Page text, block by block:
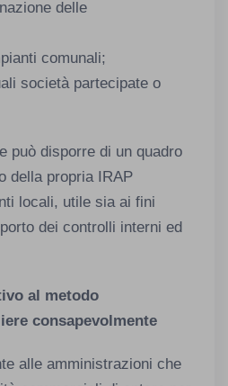
delle
comunali;
società partecipate o
può disporre di un quadro
della propria IRAP
locali, utile sia ai fini
dei controlli interni ed
al metodo
consapevolmente
alle amministrazioni che